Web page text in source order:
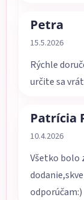
Petra
Hodnotenie
15.5.2026
Rýchle
určite sa
Patrícia
Hodnotenie
10.4.2026
Všetko bolo
odporúčam:)